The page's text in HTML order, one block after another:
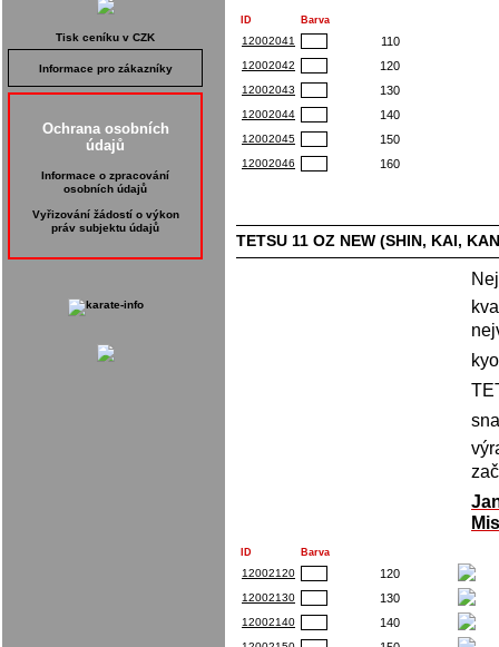
Tisk ceníku v CZK
Informace pro zákazníky
Ochrana osobních
údajů
Informace o zpracování
osobních údajů
Vyřizování žádostí o výkon
práv subjektu údajů
ID Barva
12002041 110
12002042 120
12002043 130
12002044 140
12002045 150
12002046 160
TETSU 11 OZ NEW (SHIN, KAI,
ID Barva
12002120 120
12002130 130
12002140 140